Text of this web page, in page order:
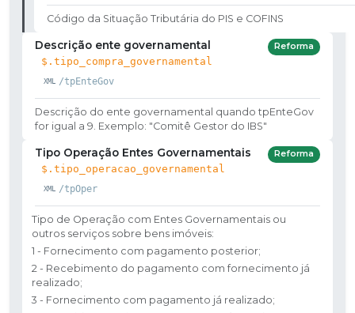
Código da Situação Tributária do PIS e COFINS
Descrição ente governamental
$.tipo_compra_governamental
/tpEnteGov
Reforma
Descrição do ente governamental quando tpEnteGov
for igual a 9. Exemplo: "Comitê Gestor do IBS"
Tipo Operação Entes Governamentais
$.tipo_operacao_governamental
/tpOper
Reforma
Tipo de Operação com Entes Governamentais ou
outros serviços sobre bens imóveis:
1 - Fornecimento com pagamento posterior;
2 - Recebimento do pagamento com fornecimento já
realizado;
3 - Fornecimento com pagamento já realizado;